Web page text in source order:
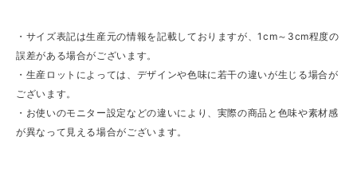
・サイズ表記は生産元の情報を記載しておりますが、1cm～3cm程度の
誤差がある場合がございます。
・生産ロットによっては、デザインや色味に若干の違いが生じる場合が
ございます。
・お使いのモニター設定などの違いにより、実際の商品と色味や素材感
が異なって見える場合がございます。